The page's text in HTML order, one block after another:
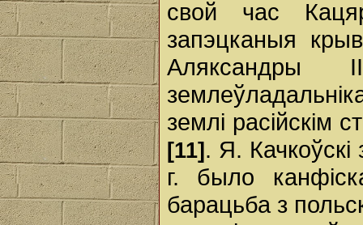
свой час
запэцканыя
землі расійскім
[11] . Я.
г. было
барацьба з